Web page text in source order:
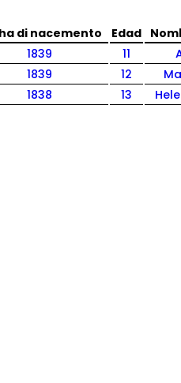
di nacemento Edad
1839 11
1839 12
1838 13